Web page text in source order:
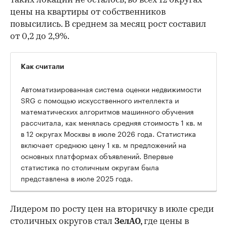
цены на квартиры от собственников
повысились. В среднем за месяц рост составил
от 0,2 до 2,9%.
Как считали
Автоматизированная система оценки недвижимости
SRG с помощью искусственного интеллекта и
математических алгоритмов машинного обучения
рассчитала, как менялась средняя стоимость 1 кв. м
в 12 округах Москвы в июле 2026 года. Статистика
включает среднюю цену 1 кв. м предложений на
основных платформах объявлений. Впервые
статистика по столичным округам была
представлена в июле 2025 года.
Лидером по росту цен на вторичку в июле среди
столичных округов стал ЗелАО,где цены в